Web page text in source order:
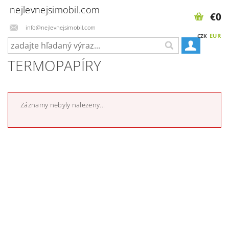
nejlevnejsimobil.com
info@nejlevnejsimobil.com
CZK EUR
€0
TERMOPAPÍRY
Záznamy nebyly nalezeny...